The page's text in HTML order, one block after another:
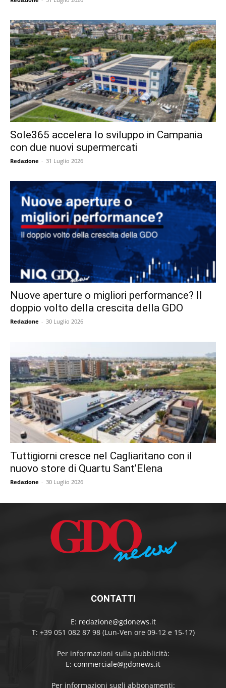
Sole365 accelera lo sviluppo in Campania
con due nuovi supermercati
Redazione - 31 Luglio 2026
Nuove aperture o migliori performance? Il
doppio volto della crescita della GDO
Redazione - 30 Luglio 2026
Tuttigiorni cresce nel Cagliaritano con il
nuovo store di Quartu Sant’Elena
Redazione - 30 Luglio 2026
CONTATTI
E: redazione@gdonews.it
T: +39 051 082 87 98 (Lun-Ven ore 09-12 e 15-17)
Per informazioni sulla pubblicità:
E: commerciale@gdonews.it
Per informazioni sugli abbonamenti: